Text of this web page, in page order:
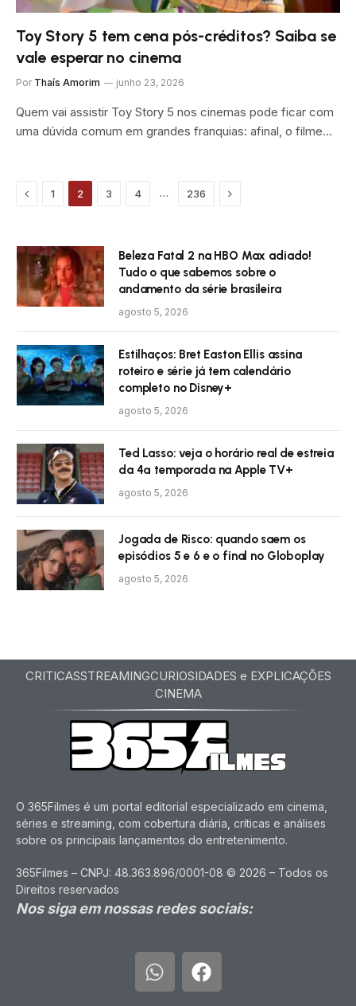
Toy Story 5 tem cena pós-créditos? Saiba se
vale esperar no cinema
Por Thaís Amorim junho 23, 2026
Quem vai assistir Toy Story 5 nos cinemas pode ficar com
uma dúvida comum em grandes franquias: afinal, o filme…
Previous
1 2 3 4 … 236 Próximo
Beleza Fatal 2 na HBO Max adiado!
Tudo o que sabemos sobre o
andamento da série brasileira
agosto 5, 2026
Estilhaços: Bret Easton Ellis assina
roteiro e série já tem calendário
completo no Disney+
agosto 5, 2026
Ted Lasso: veja o horário real de estreia
da 4ª temporada na Apple TV+
agosto 5, 2026
Jogada de Risco: quando saem os
episódios 5 e 6 e o final no Globoplay
agosto 5, 2026
CRITICASSTREAMINGCURIOSIDADES e EXPLICAÇÕES
CINEMA
O 365Filmes é um portal editorial especializado em cinema,
séries e streaming, com cobertura diária, críticas e análises
sobre os principais lançamentos do entretenimento.
365Filmes – CNPJ: 48.363.896/0001-08 © 2026 – Todos os
Direitos reservados
Nos siga em nossas redes sociais: